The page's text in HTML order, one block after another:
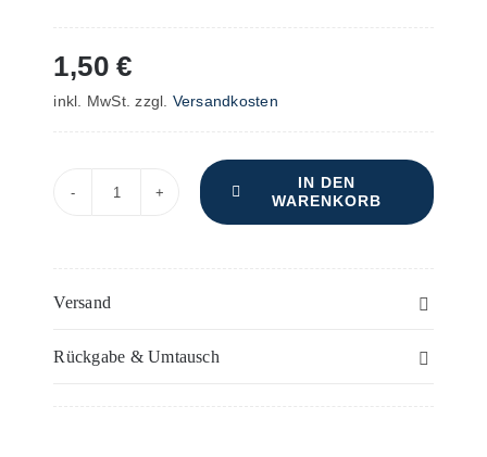
1,50€
inkl. MwSt. zzgl. Versandkosten
3.
IN DEN
WARENKORB
Versand
Rückgabe & Umtausch